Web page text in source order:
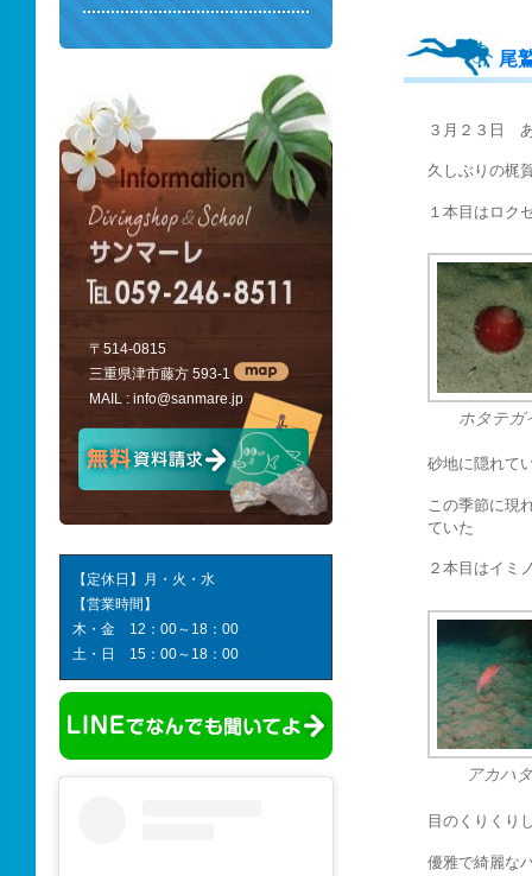
尾
３月２３日
久しぶりの梶
１本目はロク
ホタテガ
砂地に隠れて
この季節に現
ていた
２本目はイミ
アカハタ
目のくりくり
優雅で綺麗な
〒514-0815
三重県津市藤方 593-1
MAIL : info@sanmare.jp
【定休日】月・火・水
【営業時間】
木・金 12：00～18：00
土・日 15：00～18：00